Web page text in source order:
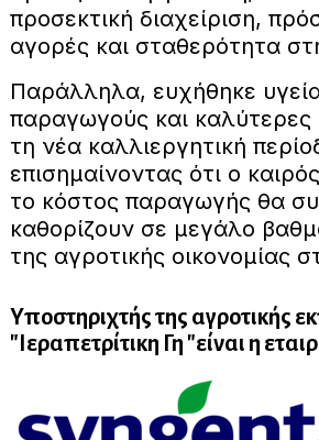
προσεκτική διαχείριση,
αγορές και σταθερότητα
Παράλληλα, ευχήθηκε
παραγωγούς και καλύτερες
τη νέα καλλιεργητική
επισημαίνοντας ότι ο
το κόστος παραγωγής θα
καθορίζουν σε μεγάλο
της αγροτικής οικονομίας
Υποστηριχτής της αγροτικής
"Ιεραπετρίτικη Γη "είναι η